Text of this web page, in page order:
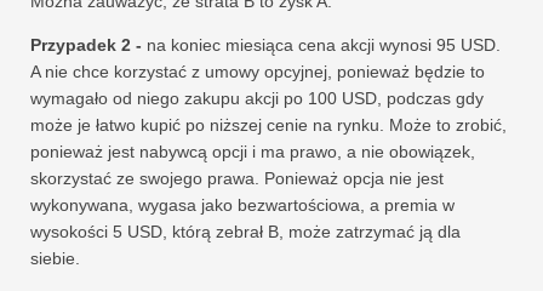
Przypadek 2 - na koniec miesiąca cena akcji wynosi 95 USD.
A nie chce korzystać z umowy opcyjnej, ponieważ będzie to
wymagało od niego zakupu akcji po 100 USD, podczas gdy
może je łatwo kupić po niższej cenie na rynku. Może to zrobić,
ponieważ jest nabywcą opcji i ma prawo, a nie obowiązek,
skorzystać ze swojego prawa. Ponieważ opcja nie jest
wykonywana, wygasa jako bezwartościowa, a premia w
wysokości 5 USD, którą zebrał B, może zatrzymać ją dla
siebie.